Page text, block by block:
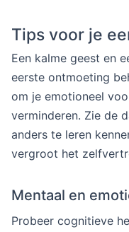
Tips voor je
Een kalme geest en
eerste ontmoeting
om je emotioneel
verminderen. Zie de
anders te leren
vergroot het
Mentaal en
Probeer cognitieve